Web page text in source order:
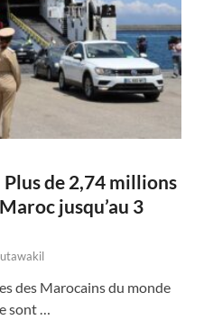
de 2,74 millions
jusqu’au 3
des Marocains du monde
sont …